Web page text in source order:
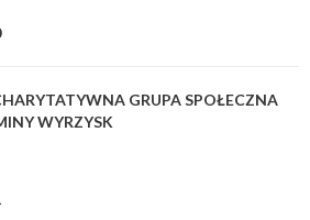
GRUPA SPOŁECZNA
WYRZYSK